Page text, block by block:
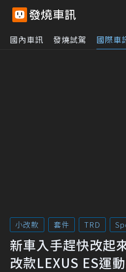
國內車訊 發燒試駕 國際車
小改款 套件 TRD
新車入手趕快改起
改款LEXUS ES運